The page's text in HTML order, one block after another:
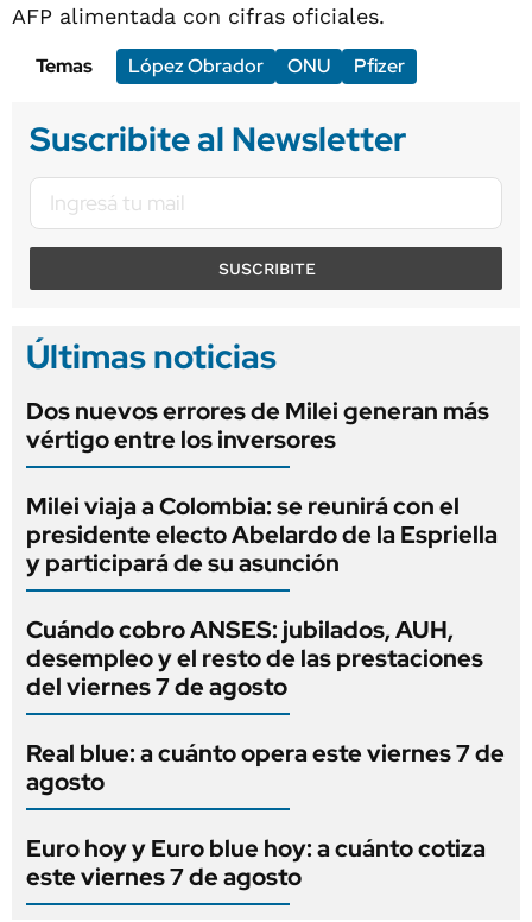
AFP alimentada con cifras oficiales.
Temas
López Obrador ONU Pfizer
Suscribite al Newsletter
SUSCRIBITE
Últimas noticias
Dos nuevos errores de Milei generan más
vértigo entre los inversores
Milei viaja a Colombia: se reunirá con el
presidente electo Abelardo de la Espriella
y participará de su asunción
Cuándo cobro ANSES: jubilados, AUH,
desempleo y el resto de las prestaciones
del viernes 7 de agosto
Real blue: a cuánto opera este viernes 7 de
agosto
Euro hoy y Euro blue hoy: a cuánto cotiza
este viernes 7 de agosto